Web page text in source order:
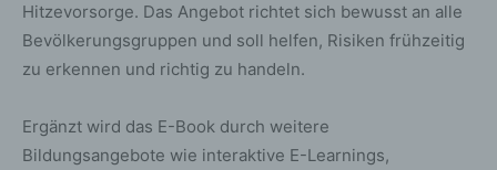
Hitzevorsorge. Das Angebot richtet sich bewusst an alle
Bevölkerungsgruppen und soll helfen, Risiken frühzeitig
zu erkennen und richtig zu handeln.
Ergänzt wird das E-Book durch weitere
Bildungsangebote wie interaktive E-Learnings,